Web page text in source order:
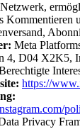
Kommentieren
Meta
4, D04 X2K5,
https://
Privacy